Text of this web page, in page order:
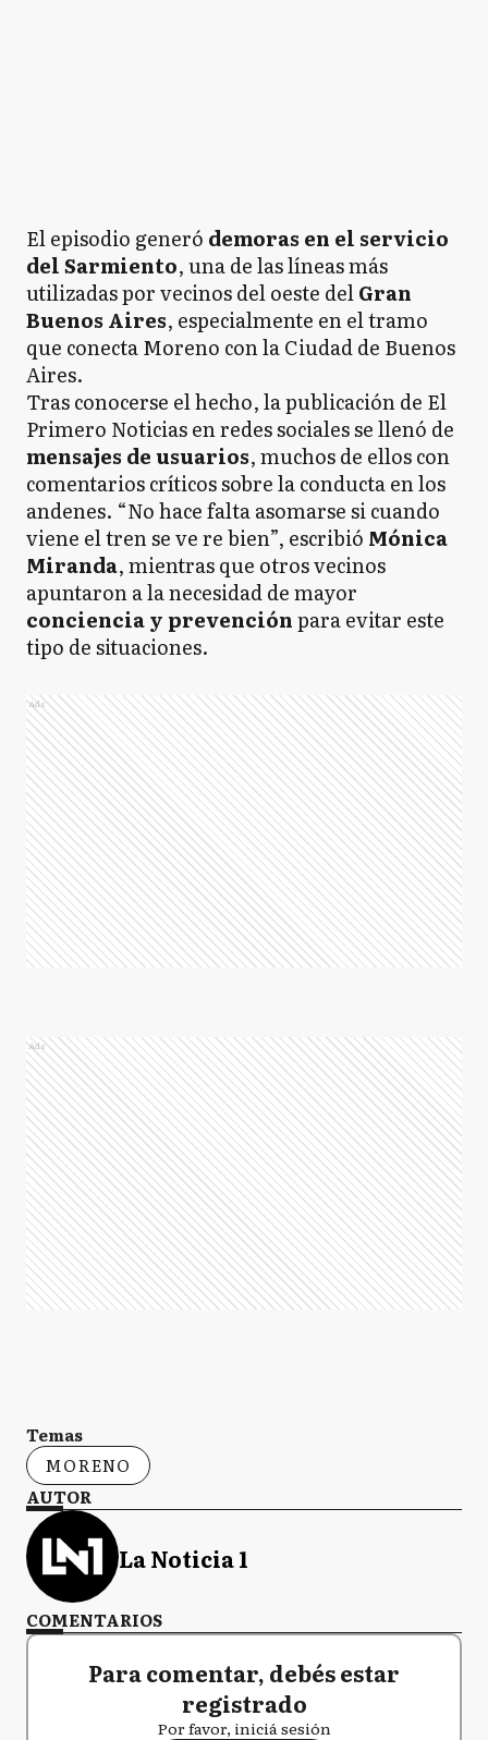
El episodio generó demoras en el servicio
del Sarmiento, una de las líneas más
utilizadas por vecinos del oeste delGran
Buenos Aires, especialmente en el tramo
que conecta Moreno con la Ciudad de Buenos
Aires.
Tras conocerse el hecho, la publicación de El
Primero Noticias en redes sociales se llenó de
mensajes de usuarios, muchos de ellos con
comentarios críticos sobre la conducta en los
andenes. “No hace falta asomarse si cuando
viene el tren se ve re bien”, escribió Mónica
Miranda, mientras que otros vecinos
apuntaron a la necesidad de mayor
conciencia y prevenciónpara evitar este
tipo de situaciones.
Ads
Ads
Temas
MORENO
AUTOR
La Noticia 1
COMENTARIOS
Para comentar, debés estar
registrado
Por favor, iniciá sesión